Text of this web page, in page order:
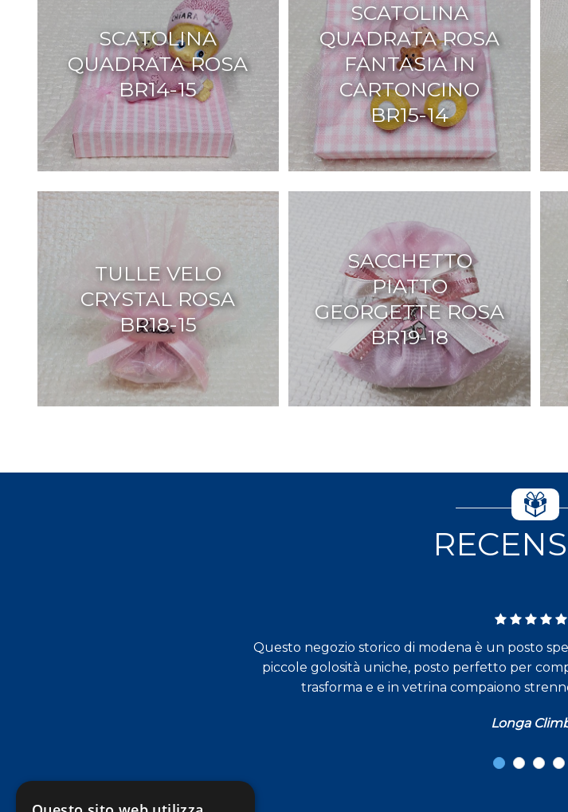
SCATOLINA
QUADRATA ROSA
BR14-15
SCATOLINA
QUADRATA ROSA
FANTASIA IN
CARTONCINO
BR15-14
TULLE VELO
CRYSTAL ROSA
BR18-15
SACCHETTO
PIATTO
GEORGETTE ROSA
BR19-18
Questo negozio storico di modena è un posto
piccole golosità uniche, posto perfetto per
trasforma e e in vetrina compaiono
Longa